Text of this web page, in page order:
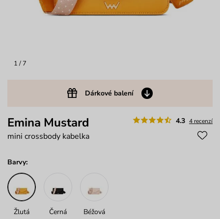
1 / 7
Dárkové balení
4.3 4 recenzí
Emina Mustard
mini crossbody kabelka
Barvy:
Žlutá Černá Béžová